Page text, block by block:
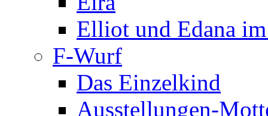
Elliot und Edana
F-Wurf
Das Einzelkind
Ausstellungen-